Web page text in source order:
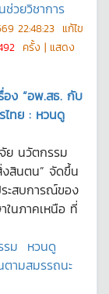
วยวิชาการ
22:48:23 แก้ไข
ครั้ง | แสดง
อง “อพ.สธ. กับ
ทย : หวนดู
ย นวัตกรรม
สินตน” จัดขึ้น
ะสบการณ์ของ
ในภาคเหนือ ที่
รม หวนดู
ามสมรรถนะ